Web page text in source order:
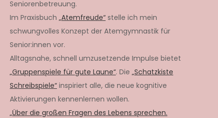
Seniorenbetreuung.
Im Praxisbuch „Atemfreude“ stelle ich mein
schwungvolles Konzept der Atemgymnastik für
Senior:innen vor.
Alltagsnahe, schnell umzusetzende Impulse bietet
„Gruppenspiele für gute Laune“. Die „Schatzkiste
Schreibspiele“ inspiriert alle, die neue kognitive
Aktivierungen kennenlernen wollen.
„Über die großen Fragen des Lebens sprechen.